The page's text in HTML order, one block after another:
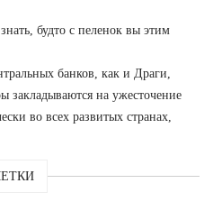
будто с пеленок вы этим
банков, как и Драги,
закладываются на ужесточение
во всех развитых странах,